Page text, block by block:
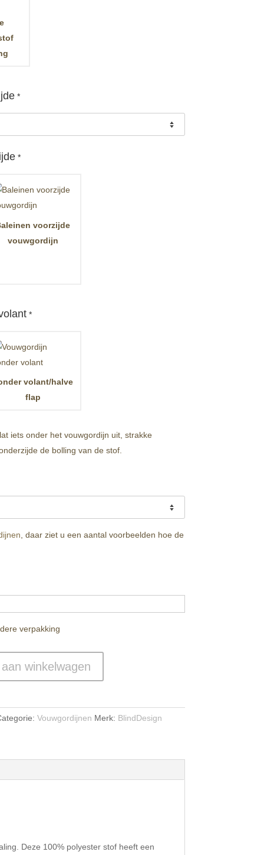
*
*
voorzijde
vouwgordijn
*
volant/halve
flap
iets onder het vouwgordijn uit, strakke
de bolling van de stof.
, daar ziet u een aantal voorbeelden hoe de
verpakking
winkelwagen
Vouwgordijnen Merk: BlindDesign
Deze 100% polyester stof heeft een